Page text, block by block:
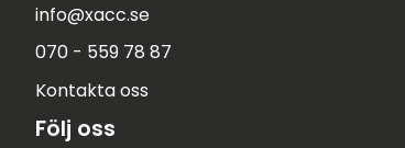
info@xacc.se
070 - 559 78 87
Kontakta oss
Följ oss